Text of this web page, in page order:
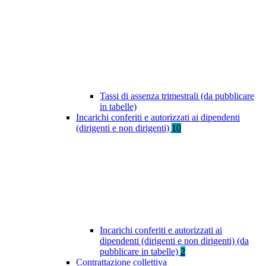
Tassi di assenza trimestrali (da pubblicare
in tabelle)
Incarichi conferiti e autorizzati ai dipendenti
(dirigenti e non dirigenti) 10
Incarichi conferiti e autorizzati ai
dipendenti (dirigenti e non dirigenti) (da
pubblicare in tabelle) 2
Contrattazione collettiva